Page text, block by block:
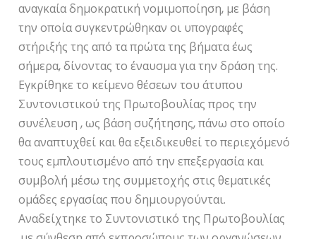
αναγκαία δημοκρατική νομιμοποίηση, με βάση
την οποία συγκεντρώθηκαν οι υπογραφές
στήριξής της από τα πρώτα της βήματα έως
σήμερα, δίνοντας το έναυσμα για την δράση της.
Εγκρίθηκε το κείμενο θέσεων του άτυπου
Συντονιστικού της Πρωτοβουλίας προς την
συνέλευση , ως βάση συζήτησης, πάνω στο οποίο
θα αναπτυχθεί και θα εξειδικευθεί το περιεχόμενό
τους εμπλουτισμένο από την επεξεργασία και
συμβολή μέσω της συμμετοχής στις θεματικές
ομάδες εργασίας που δημιουργούνται.
Αναδείχτηκε το Συντονιστικό της Πρωτοβουλίας